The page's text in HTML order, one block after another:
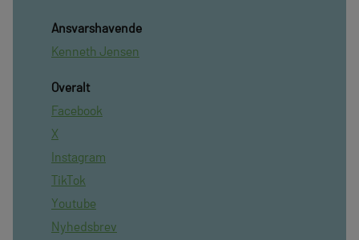
Ansvarshavende
Kenneth Jensen
Overalt
Facebook
X
Instagram
TikTok
Youtube
Nyhedsbrev